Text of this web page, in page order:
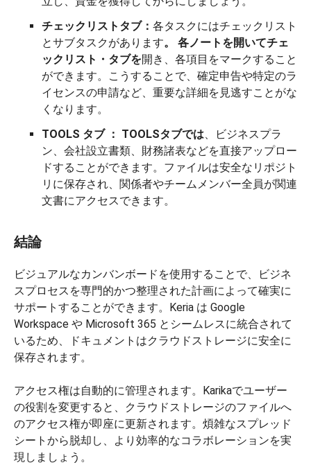
チェックリストタブ： 各タスクにはチェックリスト
とサブタスクがあります。 各ノートを開いてチェ
ックリスト・ タブを開き、各項目をマークすること
ができます。こうすることで、確定申告や特定のラ
イセンスの申請など、重要な詳細を見逃すことがな
くなります。
TOOLS タブ ： TOOLSタブでは、ビジネスプラ
ン、会社設立書類、財務諸表などを直接アップロー
ドすることができます。ファイルは安全なリポジト
リに保存され、関係者やチームメンバー全員が関連
文書にアクセスできます。
結論
ビジュアルなカンバンボードを使用することで、ビジネ
スプロセスを専門的かつ整理された計画によって確実に
サポートすることができます。Keria は Google
Workspace や Microsoft 365 とシームレスに統合されて
いるため、ドキュメントはクラウドストレージに安全に
保存されます。
アクセス権は自動的に管理されます。Karikaでユーザー
の役割を変更すると、クラウドストレージのファイルへ
のアクセス権が即座に更新されます。煩雑なスプレッド
シートから脱却し、より効率的なコラボレーションを実
現しましょう。